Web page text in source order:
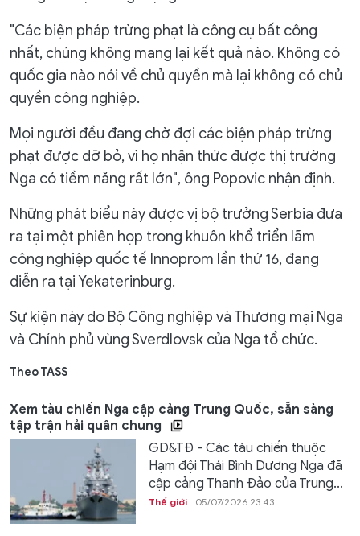
"Các biện pháp trừng phạt là công cụ bất công
nhất, chúng không mang lại kết quả nào. Không có
quốc gia nào nói về chủ quyền mà lại không có chủ
quyền công nghiệp.
Mọi người đều đang chờ đợi các biện pháp trừng
phạt được dỡ bỏ, vì họ nhận thức được thị trường
Nga có tiềm năng rất lớn", ông Popovic nhận định.
Những phát biểu này được vị bộ trưởng Serbia đưa
ra tại một phiên họp trong khuôn khổ triển lãm
công nghiệp quốc tế Innoprom lần thứ 16, đang
diễn ra tại Yekaterinburg.
Sự kiện này do Bộ Công nghiệp và Thương mại Nga
và Chính phủ vùng Sverdlovsk của Nga tổ chức.
Theo TASS
Xem tàu chiến Nga cập cảng Trung Quốc, sẵn sàng
tập trận hải quân chung
GD&TĐ - Các tàu chiến thuộc
Hạm đội Thái Bình Dương Nga đã
cập cảng Thanh Đảo của Trung...
Thế giới 05/07/2026 23:43